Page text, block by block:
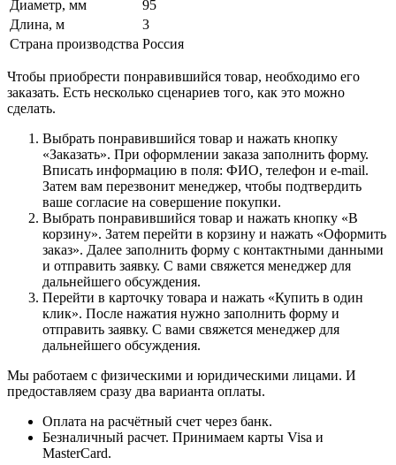
Диаметр, мм
95
Длина, м
3
Страна производства Россия
Чтобы приобрести понравившийся товар, необходимо его
заказать. Есть несколько сценариев того, как это можно
сделать.
Выбрать понравившийся товар и нажать кнопку
«Заказать». При оформлении заказа заполнить форму.
Вписать информацию в поля: ФИО, телефон и e-mail.
Затем вам перезвонит менеджер, чтобы подтвердить
ваше согласие на совершение покупки.
Выбрать понравившийся товар и нажать кнопку «В
корзину». Затем перейти в корзину и нажать «Оформить
заказ». Далее заполнить форму с контактными данными
и отправить заявку. С вами свяжется менеджер для
дальнейшего обсуждения.
Перейти в карточку товара и нажать «Купить в один
клик». После нажатия нужно заполнить форму и
отправить заявку. С вами свяжется менеджер для
дальнейшего обсуждения.
Мы работаем с физическими и юридическими лицами. И
предоставляем сразу два варианта оплаты.
Оплата на расчётный счет через банк.
Безналичный расчет. Принимаем карты Visa и
MasterCard.